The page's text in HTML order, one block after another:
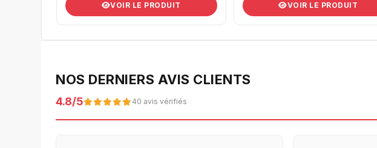
VOIR LE PRODUIT VOIR LE PRODUIT
NOS DERNIERS AVIS CLIENTS
4.8/5 40 avis vérifiés